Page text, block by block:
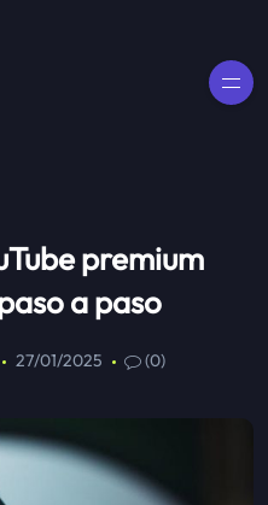
premium
a paso
27/01/2025 (0)